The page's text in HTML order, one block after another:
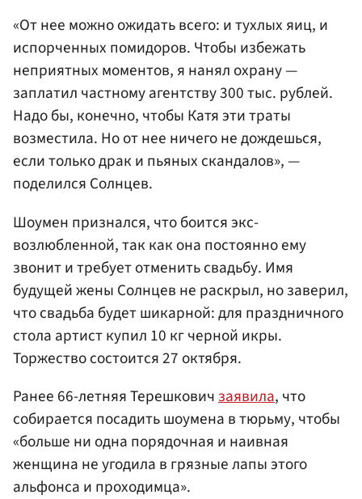
«От нее можно ожидать всего: и тухлых яиц, и
испорченных помидоров. Чтобы избежать
неприятных моментов, я нанял охрану —
заплатил частному агентству 300 тыс. рублей.
Надо бы, конечно, чтобы Катя эти траты
возместила. Но от нее ничего не дождешься,
если только драк и пьяных скандалов», —
поделился Солнцев.
Шоумен признался, что боится экс-
возлюбленной, так как она постоянно ему
звонит и требует отменить свадьбу. Имя
будущей жены Солнцев не раскрыл, но заверил,
что свадьба будет шикарной: для праздничного
стола артист купил 10 кг черной икры.
Торжество состоится 27 октября.
Ранее 66-летняя Терешковичзаявила, что
собирается посадить шоумена в тюрьму, чтобы
«больше ни одна порядочная и наивная
женщина не угодила в грязные лапы этого
альфонса и проходимца».